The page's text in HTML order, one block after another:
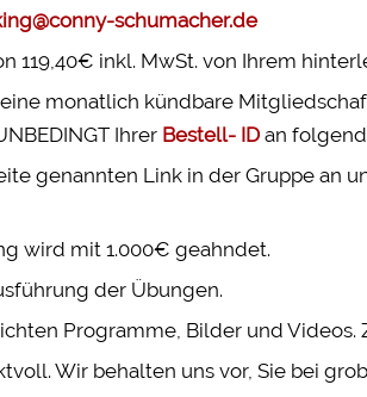
schumacher.de
119,40€ inkl. MwSt. von Ihrem
monatlich kündbare
Ihrer Bestell- ID an
genannten Link in der Gruppe an
wird mit 1.000€ geahndet.
der Übungen.
Programme, Bilder und
Wir behalten uns vor, Sie bei